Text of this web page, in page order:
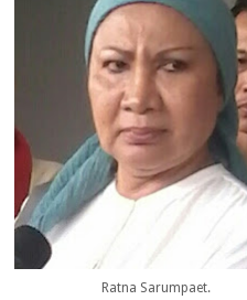
Ratna Sarumpaet.